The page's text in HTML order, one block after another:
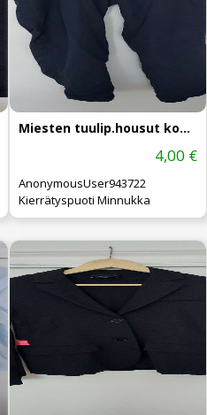
Miesten tuulip.housut koko: XL
4,00 €
AnonymousUser943722
Kierrätyspuoti Minnukka